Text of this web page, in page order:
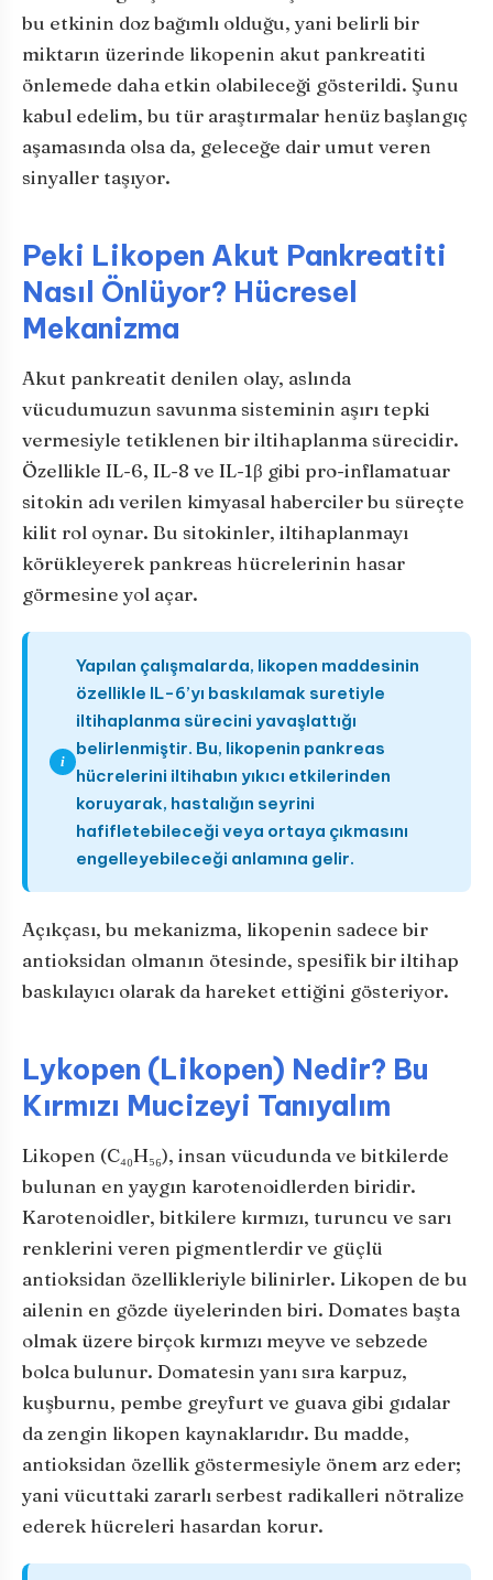
bu etkinin doz bağımlı olduğu, yani belirli bir
miktarın üzerinde likopenin akut pankreatiti
önlemede daha etkin olabileceği gösterildi. Şunu
kabul edelim, bu tür araştırmalar henüz başlangıç
aşamasında olsa da, geleceğe dair umut veren
sinyaller taşıyor.
Peki Likopen Akut Pankreatiti
Nasıl Önlüyor? Hücresel
Mekanizma
Akut pankreatit denilen olay, aslında
vücudumuzun savunma sisteminin aşırı tepki
vermesiyle tetiklenen bir iltihaplanma sürecidir.
Özellikle IL-6, IL-8 ve IL-1β gibi pro-inflamatuar
sitokin adı verilen kimyasal haberciler bu süreçte
kilit rol oynar. Bu sitokinler, iltihaplanmayı
körükleyerek pankreas hücrelerinin hasar
görmesine yol açar.
i
Yapılan çalışmalarda, likopen maddesinin
özellikle IL-6’yı baskılamak suretiyle
iltihaplanma sürecini yavaşlattığı
belirlenmiştir. Bu, likopenin pankreas
hücrelerini iltihabın yıkıcı etkilerinden
koruyarak, hastalığın seyrini
hafifletebileceği veya ortaya çıkmasını
engelleyebileceği anlamına gelir.
Açıkçası, bu mekanizma, likopenin sadece bir
antioksidan olmanın ötesinde, spesifik bir iltihap
baskılayıcı olarak da hareket ettiğini gösteriyor.
Lykopen (Likopen) Nedir? Bu
Kırmızı Mucizeyi Tanıyalım
Likopen (C₄₀H₅₆), insan vücudunda ve bitkilerde
bulunan en yaygın karotenoidlerden biridir.
Karotenoidler, bitkilere kırmızı, turuncu ve sarı
renklerini veren pigmentlerdir ve güçlü
antioksidan özellikleriyle bilinirler. Likopen de bu
ailenin en gözde üyelerinden biri. Domates başta
olmak üzere birçok kırmızı meyve ve sebzede
bolca bulunur. Domatesin yanı sıra karpuz,
kuşburnu, pembe greyfurt ve guava gibi gıdalar
da zengin likopen kaynaklarıdır. Bu madde,
antioksidan özellik göstermesiyle önem arz eder;
yani vücuttaki zararlı serbest radikalleri nötralize
ederek hücreleri hasardan korur.